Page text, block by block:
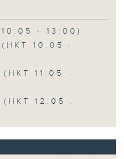
- 13:00)
(HKT 10:05 -
(HKT 11:05 -
(HKT 12:05 -